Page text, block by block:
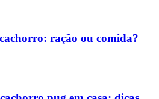
ração ou comida?